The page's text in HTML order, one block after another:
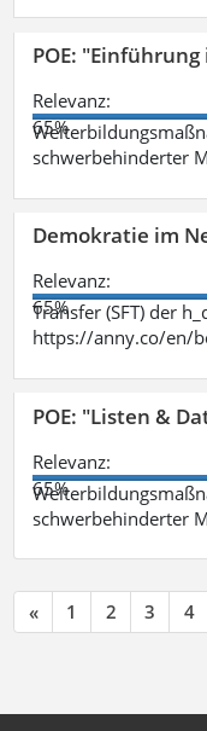
POE:
Relevanz:
65%
schwerbehinderter
Demokratie im
Relevanz:
65%
Transfer (SFT) der
https://anny.co/en/
POE: "Listen &
Relevanz:
65%
schwerbehinderter
« 1 2 3 4